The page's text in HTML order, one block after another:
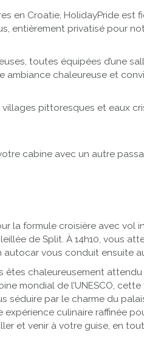
en Croatie, HolidayPride
entièrement privatisé pour
toutes équipées d’une
ambiance chaleureuse et
pittoresques et eaux
cabine avec un autre
la formule croisière avec vol
de Split. À 14h10, vous
vous conduit ensuite
êtes chaleureusement
mondial de l’UNESCO,
par le charme du
culinaire raffinée
et venir à votre guise, en